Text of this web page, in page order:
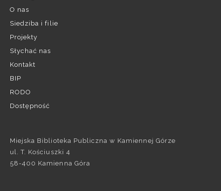
O nas
Siedziba i filie
Projekty
Słychać nas
Kontakt
BIP
RODO
Dostępność
Miejska Biblioteka Publiczna w Kamiennej Górze
ul. T. Kościuszki 4
58-400 Kamienna Góra